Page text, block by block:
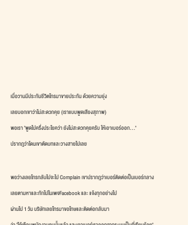
เมื่อวานมีประกันชีวิตโทรมาขายประกัน ด้วยความยุ่ง
เลยบอกเขาว่าไม่สะดวกคุย (เราแบบพูดเสียงสุภาพ)
พอเรา "พูดไปครึ่งประโยคว่า ยังไม่สะดวกคุยครับ ให้เอาเบอร์ออก..."
ปรากฎว่าโดนเขาตัดบทและวางสายไปเลย
พอว่างเลยโทรกลับไปจะไป Complain เขาปรากฎว่าเบอร์ติดต่อเป็นเบอร์กลาง
เลยตามหาและทักไปในเพจFacebook และ แจ้งทุกอย่างไป
ผ่านไป 1 วัน บริษัทเลยโทรมาขอโทษและติดต่อกลับมา